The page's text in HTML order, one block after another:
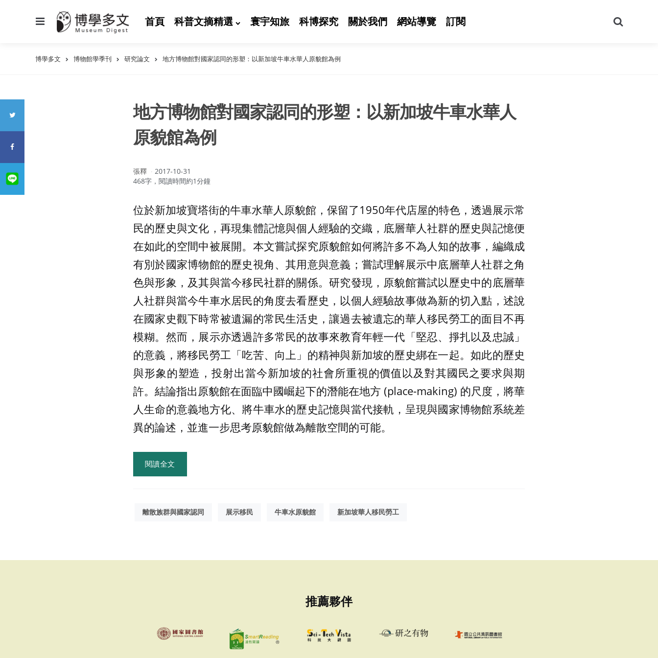
首頁 科普文摘精選 寰宇知旅 科博探究 關於我們 網站導覽 訂閱
尋
博學多文 博物館學季刊 研究論文 地方博物館對國家認同的形塑：以新加坡牛車水華人原貌館為例
地方博物館對國家認同的形塑：以新加坡牛車水華人
原貌館為例
作
者：
張釋
2017-10-31
468字，閱讀時間約1分鐘
位於新加坡寶塔街的牛車水華人原貌館，保留了1950年代店屋的特色，透過展示常
民的歷史與文化，再現集體記憶與個人經驗的交織，底層華人社群的歷史與記憶便
在如此的空間中被展開。本文嘗試探究原貌館如何將許多不為人知的故事，編織成
有別於國家博物館的歷史視角、其用意與意義；嘗試理解展示中底層華人社群之角
色與形象，及其與當今移民社群的關係。研究發現，原貌館嘗試以歷史中的底層華
人社群與當今牛車水居民的角度去看歷史，以個人經驗故事做為新的切入點，述說
在國家史觀下時常被遺漏的常民生活史，讓過去被遺忘的華人移民勞工的面目不再
模糊。然而，展示亦透過許多常民的故事來教育年輕一代「堅忍、掙扎以及忠誠」
的意義，將移民勞工「吃苦、向上」的精神與新加坡的歷史綁在一起。如此的歷史
與形象的塑造，投射出當今新加坡的社會所重視的價值以及對其國民之要求與期
許。結論指出原貌館在面臨中國崛起下的潛能在地方 (place-making) 的尺度，將華
人生命的意義地方化、將牛車水的歷史記憶與當代接軌，呈現與國家博物館系統差
異的論述，並進一步思考原貌館做為離散空間的可能。
閱讀全文
離散族群與國家認同 展示移民 牛車水原貌館 新加坡華人移民勞工
推薦夥伴